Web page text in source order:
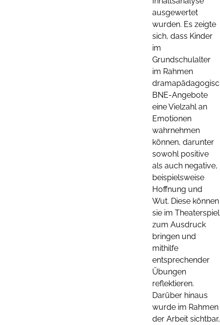
ausgewertet
wurden. Es zeigte
sich, dass Kinder
im
Grundschulalter
im Rahmen
BNE-Angebote
eine Vielzahl an
Emotionen
wahrnehmen
können, darunter
sowohl positive
als auch negative,
beispielsweise
Hoffnung und
Wut. Diese können
sie im Theaterspiel
zum Ausdruck
bringen und
mithilfe
entsprechender
Übungen
reflektieren.
Darüber hinaus
wurde im Rahmen
der Arbeit sichtbar,